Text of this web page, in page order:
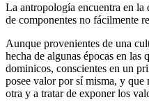
La antropología encuentra en la
de componentes no fácilmente
Aunque provenientes de una
hecha de algunas épocas en
dominicos, conscientes en un
posee valor por sí misma, y
otra y a tratar de exponer los